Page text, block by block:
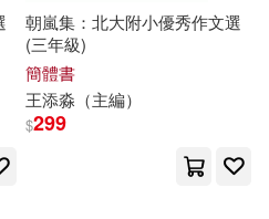
LEO(62)
朝嵐集：北大附小優秀作文選
(三年級)
簡體書
王添淼（主編）
$299